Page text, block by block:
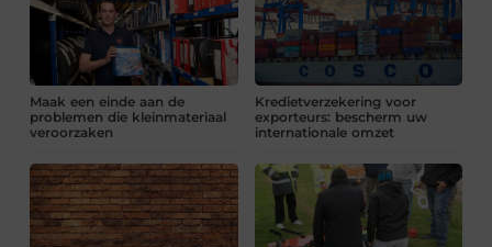
Maak een einde aan de
problemen die kleinmateriaal
veroorzaken
Kredietverzekering voor
exporteurs: bescherm uw
internationale omzet